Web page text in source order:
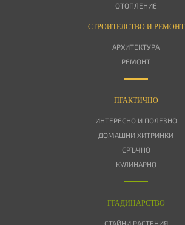
ОТОПЛЕНИЕ
СТРОИТЕЛСТВО И РЕМОНТ
АРХИТЕКТУРА
РЕМОНТ
ПРАКТИЧНО
ИНТЕРЕСНО И ПОЛЕЗНО
ДОМАШНИ ХИТРИНКИ
СРЪЧНО
КУЛИНАРНО
ГРАДИНАРСТВО
СТАЙНИ РАСТЕНИЯ